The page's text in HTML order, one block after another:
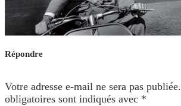
Répondre
Votre adresse e-mail ne sera pas publiée.
obligatoires sont indiqués avec *